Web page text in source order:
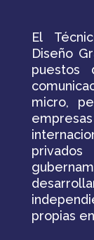
El
Diseño
micro,
propias